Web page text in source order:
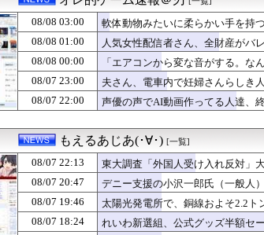
某週刊誌が完全逃亡して取り残された中道議員
【悲報】ショートスリーパー堀大輔さん、リス
夫さん、電車内で妊婦さんらしき人に席を譲ろ
【IT/ネット】中国企業Zbtlink製ルーター20機種
【米国株】アメリカが大艦巨砲主義に回帰！？
GACKT、戦国時代のトイレ事情に驚き「調べ
「盗人たけだけしい」中国国防省が防衛白書に
ひろゆき氏の妻・西村ゆか氏、新党結成巡る”ブ
【悲報】大物ミュージシャンSUGIZOさん、『
【速報】人事院、2年連続で国家公務員月給3%
激混みのはずの東京駅で鍵が空いているコイン
【悲報】X民「高市総理が防弾ガラスやSPに守
声優の声でAI動画作ってる人達、終了へ
【速報】サウジ パキスタン トルコ３カ国 相互
【おんＪ株式投資部】爆裂決算で任天堂復活ッッ
【悲報】タイミー虐めが流行ってる模様
08/08 03:00
軟体動物みたいに柔らかい手を持
08/08 01:00
人気女性配信者さん、全財産がバ
08/08 00:00
「エアコンから変な音がする。
08/07 23:00
夫さん、電車内で妊婦さんらしき
もない空気が漂い始めてしまうｗｗ
08/07 22:00 声優の声でAI動画作ってる人達、
もえるあじあ(･∀･) [一覧]
08/07 22:13
東大調査「外国人受け入れ反対」
08/07 20:47
デニー支援の小沢一郎氏（一般人
利用する人がいる」
08/07 19:46
太陽光発電所で、銅線およそ2.2
線の半分はすでに売却 富山で「
08/07 18:24
れいわ新選組、公式グッズ半額セ